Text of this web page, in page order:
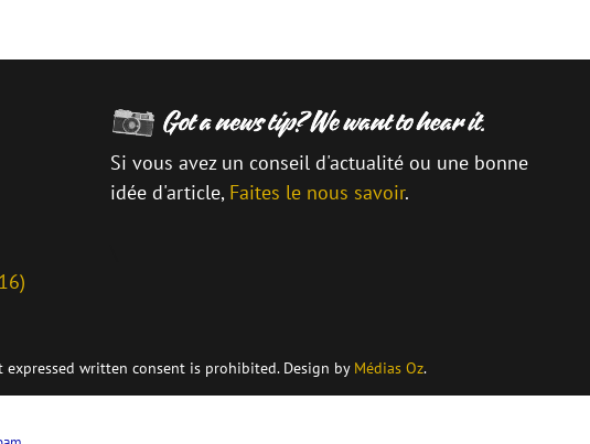
Si vous avez un conseil d'actualité ou une bonne
idée d'article, Faites le nous savoir.
written consent is prohibited. Design by Médias Oz.